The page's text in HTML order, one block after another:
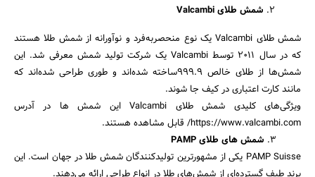
شمش طلای Valcambi
شمش‌ طلای Valcambi یک نوع منحصربه‌فرد و نوآورانه از شمش طلا هستند
که در سال 2011 توسط Valcambi یک شرکت تولید شمش معرفی شد. این
شمش‌ها از طلای خالص 999.9ساخته شده‌اند و طوری طراحی شده‌اند که
مانند کارت اعتباری در کیف جا شوند.
ویژگی‌های کلیدی شمش‌ طلای Valcambi این شمش ها در آدرس
https://www.valcambi.com/ قابل مشاهده هستند.
شمش های طلای PAMP
PAMP Suisse یکی از مشهورترین تولیدکنندگان شمش طلا در جهان است. این